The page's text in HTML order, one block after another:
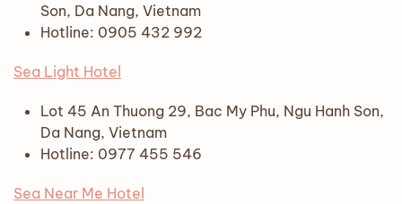
Son, Da Nang, Vietnam
Hotline: 0905 432 992
Sea Light Hotel
Lot 45 An Thuong 29, Bac My Phu, Ngu Hanh Son,
Da Nang, Vietnam
Hotline: 0977 455 546
Sea Near Me Hotel